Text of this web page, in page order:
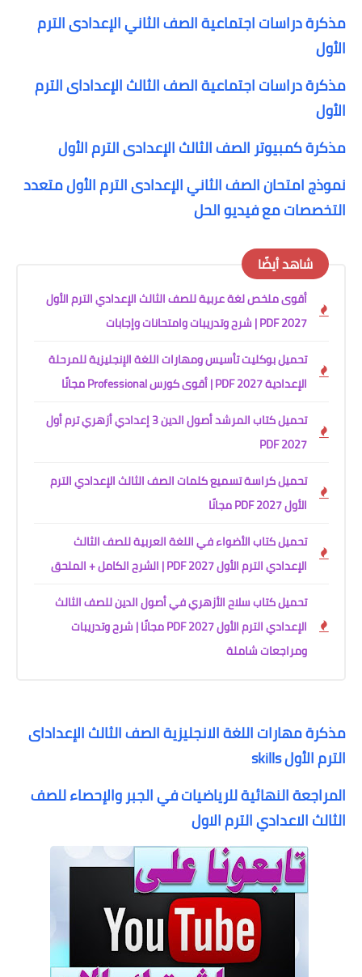
مذكرة دراسات اجتماعية الصف الثاني الإعدادى الترم
الأول
مذكرة دراسات اجتماعية الصف الثالث الإعداداى الترم
الأول
مذكرة كمبيوتر الصف الثالث الإعدادى الترم الأول
نموذج امتحان الصف الثاني الإعدادى الترم الأول متعدد
التخصصات مع فيديو الحل
شاهد أيضًا
أقوى ملخص لغة عربية للصف الثالث الإعدادي الترم الأول
2027 PDF | شرح وتدريبات وامتحانات وإجابات
تحميل بوكليت تأسيس ومهارات اللغة الإنجليزية للمرحلة
الإعدادية 2027 PDF | أقوى كورس Professional مجانًا
تحميل كتاب المرشد أصول الدين 3 إعدادي أزهري ترم أول
2027 PDF
تحميل كراسة تسميع كلمات الصف الثالث الإعدادي الترم
الأول 2027 PDF مجانًا
تحميل كتاب الأضواء في اللغة العربية للصف الثالث
الإعدادي الترم الأول 2027 PDF | الشرح الكامل + الملحق
تحميل كتاب سلاح الأزهري في أصول الدين للصف الثالث
الإعدادي الترم الأول 2027 PDF مجانًا | شرح وتدريبات
ومراجعات شاملة
مذكرة مهارات اللغة الانجليزية الصف الثالث الإعداداى
الترم الأول skills
المراجعة النهائية للرياضيات في الجبر والإحصاء للصف
الثالث الاعدادي الترم الاول